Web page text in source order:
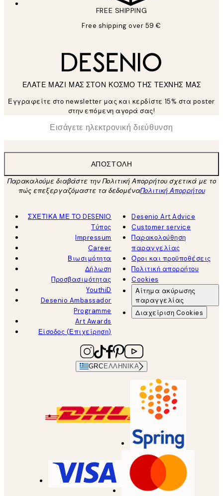
FREE SHIPPING
Free shipping over 59 €
ΕΛΑΤΕ ΜΑΖΙ ΜΑΣ ΣΤΟΝ ΚΟΣΜΟ ΤΗΣ ΤΕΧΝΗΣ ΜΑΣ
Εγγραφείτε στο newsletter μας και κερδίστε 15% στα poster
στην επόμενη αγορά σας!
Ηλεκτρονική Διεύθυνση
ΑΠΟΣΤΟΛΉ
Παρακαλούμε διαβάστε την Πολιτική Απορρήτου σχετικά με το
πώς επεξεργαζόμαστε τα δεδομέναΠολιτική Απορρήτου
ΣΧΕΤΙΚΑ ΜΕ ΤΟ DESENIO
Τύπος
Impressum
Career
Βιωσιμότητα
Δήλωση
Προσβασιμότητας
YouthiD
Desenio Ambassador
Programme
Art Awards
Είσοδος (Επιχείρηση)
Desenio Art Advice
Customer service
Παρακολούθηση
παραγγελίας
Όροι και προϋποθέσεις
Πολιτική απορρήτου
Cookies
Αίτημα ακύρωσης
παραγγελίας
Διαχείριση Cookies
GRC ΕΛΛΗΝΙΚΆ